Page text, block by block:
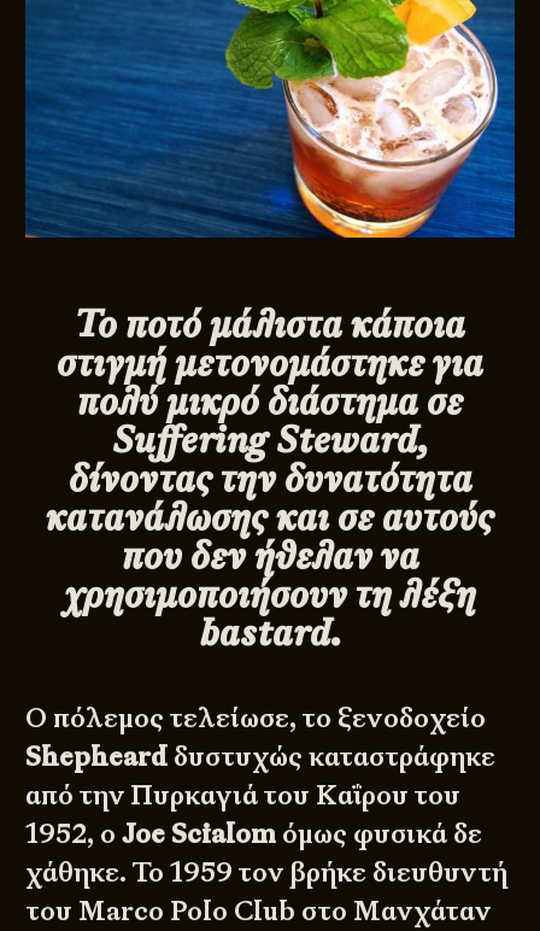
Το ποτό μάλιστα κάποια
στιγμή μετονομάστηκε για
πολύ μικρό διάστημα σε
Suffering Steward,
δίνοντας την δυνατότητα
κατανάλωσης και σε αυτούς
που δεν ήθελαν να
χρησιμοποιήσουν τη λέξη
bastard.
Ο πόλεμος τελείωσε, το ξενοδοχείο
Shepheard δυστυχώς καταστράφηκε
από την Πυρκαγιά του Καΐρου του
1952, οJoe Scialom όμως φυσικά δε
χάθηκε. Το 1959 τον βρήκε διευθυντή
του Marco Polo Club στο Μανχάταν